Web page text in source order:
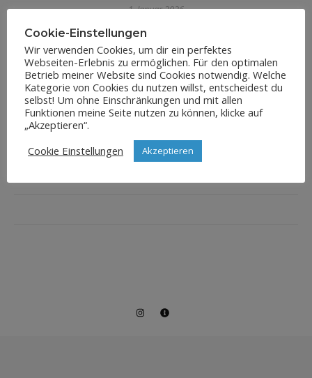
1. Januar 2026
Cookie-Einstellungen
Wir verwenden Cookies, um dir ein perfektes
Webseiten-Erlebnis zu ermöglichen. Für den optimalen
Betrieb meiner Website sind Cookies notwendig. Welche
Kategorie von Cookies du nutzen willst, entscheidest du
selbst! Um ohne Einschränkungen und mit allen
Funktionen meine Seite nutzen zu können, klicke auf
„Akzeptieren“.
Cookie Einstellungen
Akzeptieren